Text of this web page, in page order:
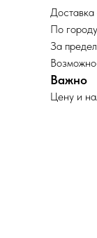
Доставка
По
За
Важно
Цену и